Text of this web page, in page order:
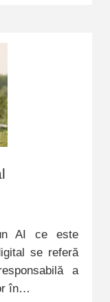
AI ce este
se referă
a
în…